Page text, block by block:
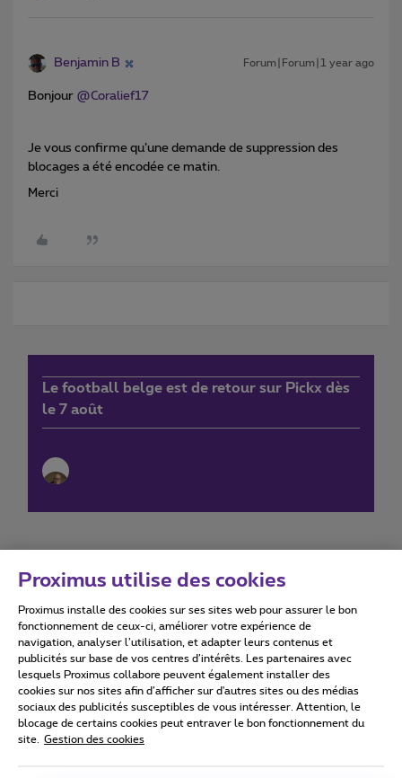
Benjamin B Forum|Forum|1 year ago
Bonjour @Coralief17
Je vous confirme qu’une demande de suppression des
blocages a été encodée ce matin.
Merci
Le football belge est de retour sur Pickx dès
le 7 août
Conditions d'utilisation Accessibility statement
Tous droits réservés. © 2026 Proximus
Conditions générales, info consommateur
Proximus utilise des cookies
Proximus installe des cookies sur ses sites web pour assurer le bon
fonctionnement de ceux-ci, améliorer votre expérience de
navigation, analyser l’utilisation, et adapter leurs contenus et
publicités sur base de vos centres d’intérêts. Les partenaires avec
lesquels Proximus collabore peuvent également installer des
cookies sur nos sites afin d’afficher sur d'autres sites ou des médias
sociaux des publicités susceptibles de vous intéresser. Attention, le
blocage de certains cookies peut entraver le bon fonctionnement du
site.
Gestion des cookies